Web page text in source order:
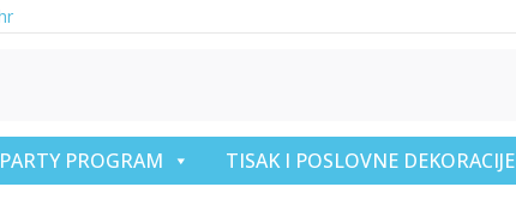
PARTY PROGRAM TISAK I POSLOVNE DEKORACIJE